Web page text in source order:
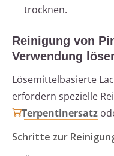
trocknen.
Reinigung von
Verwendung
Lösemittelbasierte
erfordern spezielle
Terpentinersatz
Schritte zur